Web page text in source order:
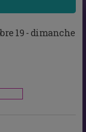
19 - dimanche